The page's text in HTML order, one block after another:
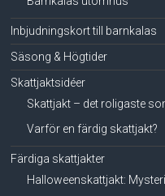
Inbjudningskort till barnkalas
Säsong & Högtider
Skattjaktsidéer
Skattjakt – det roligaste
Varför en färdig skattjakt?
Färdiga skattjakter
Halloweenskattjakt: